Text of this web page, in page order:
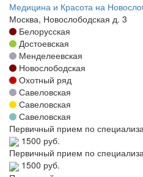
Медицина и Красота на
Москва, Новослободская д. 3
Белорусская
Достоевская
Менделеевская
Новослободская
Охотный ряд
Савеловская
Савеловская
Савеловская
Первичный прием по
1500 руб.
Первичный прием по
1500 руб.